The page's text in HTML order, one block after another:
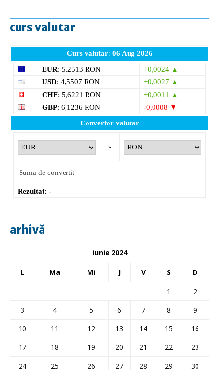
curs valutar
Curs valutar: 06 Aug 2026
EUR: 5,2513 RON
+0,0024 ▲
USD: 4,5507 RON
+0,0027 ▲
CHF: 5,6221 RON
+0,0011 ▲
GBP: 6,1236 RON
-0,0008 ▼
Convertor valutar
»
Rezultat: -
arhivă
iunie 2024
L Ma Mi J V S D
1
2
3
4 5 6 7 8
9
10
11 12 13 14 15
16
17
18 19 20 21 22
23
24
25 26 27 28 29 30